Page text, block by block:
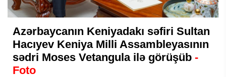
Azərbaycanın Keniyadakı səfiri Sultan
Hacıyev Keniya Milli Assambleyasının
sədri Moses Vetangula ilə görüşüb -
Foto